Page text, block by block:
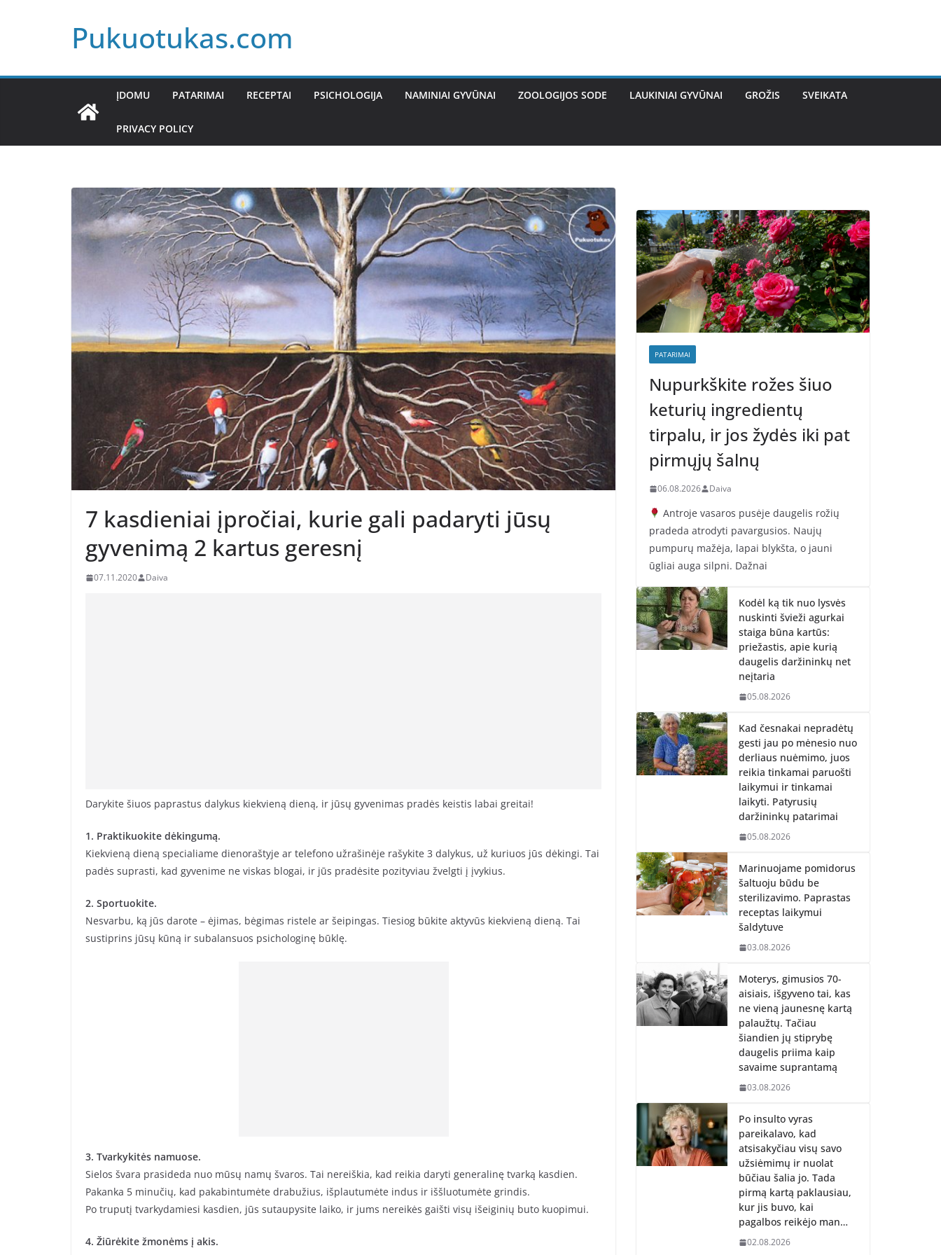
Pukuotukas.com
ĮDOMU PATARIMAI RECEPTAI PSICHOLOGIJA NAMINIAI GYVŪNAI ZOOLOGIJOS SODE LAUKINIAI GYVŪNAI GROŽIS SVEIKATA
PRIVACY POLICY
7 kasdieniai įpročiai, kurie gali padaryti jūsų
gyvenimą 2 kartus geresnį
07.11.2020 Daiva
Darykite šiuos paprastus dalykus kiekvieną dieną, ir jūsų gyvenimas pradės keistis labai greitai!
1. Praktikuokite dėkingumą.
Kiekvieną dieną specialiame dienoraštyje ar telefono užrašinėje rašykite 3 dalykus, už kuriuos jūs dėkingi. Tai
padės suprasti, kad gyvenime ne viskas blogai, ir jūs pradėsite pozityviau žvelgti į įvykius.
2. Sportuokite.
Nesvarbu, ką jūs darote – ėjimas, bėgimas ristele ar šeipingas. Tiesiog būkite aktyvūs kiekvieną dieną. Tai
sustiprins jūsų kūną ir subalansuos psichologinę būklę.
3. Tvarkykitės namuose.
Sielos švara prasideda nuo mūsų namų švaros. Tai nereiškia, kad reikia daryti generalinę tvarką kasdien.
Pakanka 5 minučių, kad pakabintumėte drabužius, išplautumėte indus ir iššluotumėte grindis.
Po truputį tvarkydamiesi kasdien, jūs sutaupysite laiko, ir jums nereikės gaišti visų išeiginių buto kuopimui.
4. Žiūrėkite žmonėms į akis.
PATARIMAI
Nupurkškite rožes šiuo
keturių ingredientų
tirpalu, ir jos žydės iki pat
pirmųjų šalnų
06.08.2026 Daiva
Antroje vasaros pusėje daugelis rožių
pradeda atrodyti pavargusios. Naujų
pumpurų mažėja, lapai blykšta, o jauni
ūgliai auga silpni. Dažnai
Kodėl ką tik nuo lysvės
nuskinti švieži agurkai
staiga būna kartūs:
priežastis, apie kurią
daugelis daržininkų net
neįtaria
05.08.2026
Kad česnakai nepradėtų
gesti jau po mėnesio nuo
derliaus nuėmimo, juos
reikia tinkamai paruošti
laikymui ir tinkamai
laikyti. Patyrusių
daržininkų patarimai
05.08.2026
Marinuojame pomidorus
šaltuoju būdu be
sterilizavimo. Paprastas
receptas laikymui
šaldytuve
03.08.2026
Moterys, gimusios 70-
aisiais, išgyveno tai, kas
ne vieną jaunesnę kartą
palaužtų. Tačiau
šiandien jų stiprybę
daugelis priima kaip
savaime suprantamą
03.08.2026
Po insulto vyras
pareikalavo, kad
atsisakyčiau visų savo
užsiėmimų ir nuolat
būčiau šalia jo. Tada
pirmą kartą paklausiau,
kur jis buvo, kai
pagalbos reikėjo man…
02.08.2026